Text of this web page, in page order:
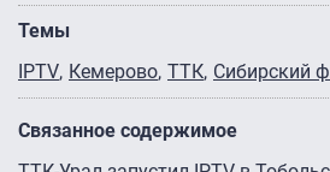
Темы
IPTV Кемерово ТТК Сибирский
Связанное содержимое